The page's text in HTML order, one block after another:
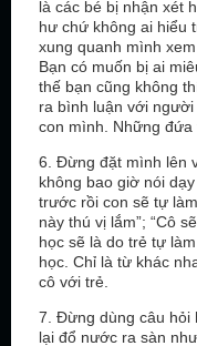
là các bé bị nhận xét
hư chứ không ai hiểu
xung quanh mình
Bạn có muốn bị ai
thế bạn cũng không
ra bình luận với
con mình. Những đứa
6. Đừng đặt mình lên
không bao giờ nói
trước rồi con sẽ tự
này thú vị lắm”; “Cô
học sẽ là do trẻ tự
học. Chỉ là từ khác
cô với trẻ.
7. Đừng dùng câu hỏi
lại đổ nước ra sàn